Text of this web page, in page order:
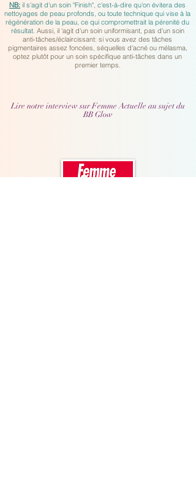
NB: il s'agit d'un soin "Finish", c'est-à-dire qu'on évitera des
nettoyages de peau profonds, ou toute technique qui vise à la
régénération de la peau, ce qui compromettrait la pérenité du
résultat. Aussi, il 'agit d'un soin uniformisant, pas d'un soin
anti-tâches/éclaircissant: si vous avez des tâches
pigmentaires assez foncées, séquelles d'acné ou mélasma,
optez plutôt pour un soin spécifique anti-tâches dans un
premier temps.
Lire notre interview sur Femme Actuelle au sujet du
BB Glow